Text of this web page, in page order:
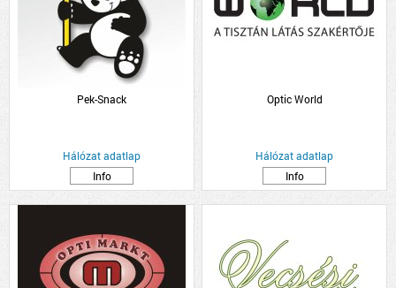
Pek-Snack
Hálózat adatlap
Info
Optic World
Hálózat adatlap
Info